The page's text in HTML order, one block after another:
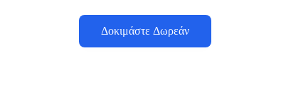
Δοκιμάστε Δωρεάν